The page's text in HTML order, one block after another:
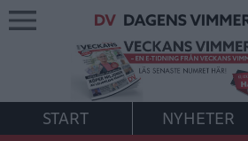
START NYHETER